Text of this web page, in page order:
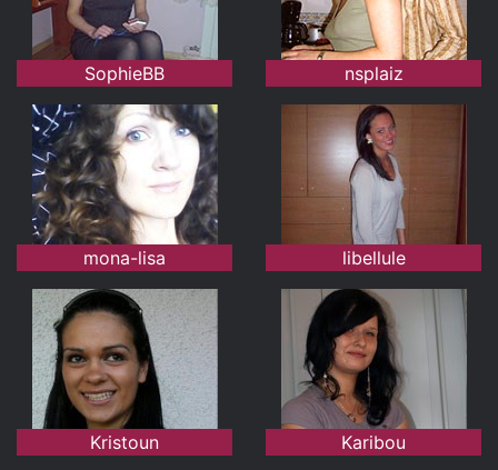
SophieBB nsplaiz
mona-lisa libellule
Kristoun Karibou